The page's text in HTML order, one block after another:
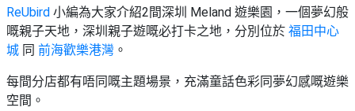
到
會
食
類
型
搞
Party
活
動
#Party
Room
影
相
ReUbird 小編為大家介紹2間深圳 Meland 遊樂園，一個夢幻般
嘅親子天地，深圳親子遊嘅必打卡之地，分別位於 福田中心
城 同 前海歡樂港灣 。
每間分店都有唔同嘅主題場景，充滿童話色彩同夢幻感嘅遊樂
空間。